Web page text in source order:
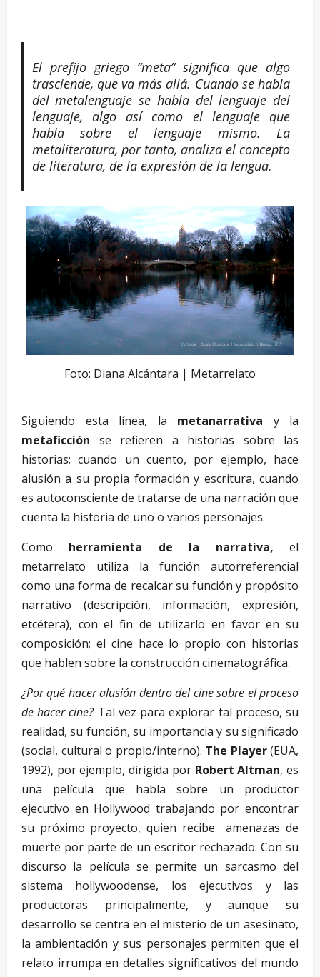
El prefijo griego “meta” significa que algo
trasciende, que va más allá. Cuando se habla
del metalenguaje se habla del lenguaje del
lenguaje, algo así como el lenguaje que
habla sobre el lenguaje mismo. La
metaliteratura, por tanto, analiza el concepto
de literatura, de la expresión de la lengua.
Foto: Diana Alcántara | Metarrelato
Siguiendo esta línea, la metanarrativa y la
metaficción se refieren a historias sobre las
historias; cuando un cuento, por ejemplo, hace
alusión a su propia formación y escritura, cuando
es autoconsciente de tratarse de una narración que
cuenta la historia de uno o varios personajes.
Como herramienta de la narrativa, el
metarrelato utiliza la función autorreferencial
como una forma de recalcar su función y propósito
narrativo (descripción, información, expresión,
etcétera), con el fin de utilizarlo en favor en su
composición; el cine hace lo propio con historias
que hablen sobre la construcción cinematográfica.
¿Por qué hacer alusión dentro del cine sobre el proceso
de hacer cine?Tal vez para explorar tal proceso, su
realidad, su función, su importancia y su significado
(social, cultural o propio/interno). The Player(EUA,
1992), por ejemplo, dirigida por Robert Altman, es
una película que habla sobre un productor
ejecutivo en Hollywood trabajando por encontrar
su próximo proyecto, quien recibe amenazas de
muerte por parte de un escritor rechazado. Con su
discurso la película se permite un sarcasmo del
sistema hollywoodense, los ejecutivos y las
productoras principalmente, y aunque su
desarrollo se centra en el misterio de un asesinato,
la ambientación y sus personajes permiten que el
relato irrumpa en detalles significativos del mundo